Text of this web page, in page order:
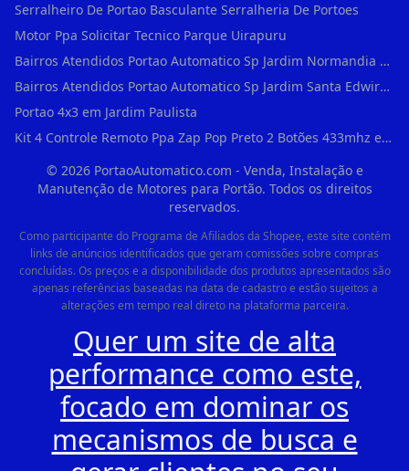
Serralheiro De Portao Basculante Serralheria De Portoes
Motor Ppa Solicitar Tecnico Parque Uirapuru
Bairros Atendidos Portao Automatico Sp Jardim Normandia Guarulhos Sp Motor Para Portao Automatico Eletronico
Bairros Atendidos Portao Automatico Sp Jardim Santa Edwirges Guarulhos Sp Motor Para Portao Automatico Eletronico
Portao 4x3 em Jardim Paulista
Kit 4 Controle Remoto Ppa Zap Pop Preto 2 Botões 433mhz em Pari
© 2026PortaoAutomatico.com - Venda, Instalação e
Manutenção de Motores para Portão. Todos os direitos
reservados.
Como participante do Programa de Afiliados da Shopee, este site contém
links de anúncios identificados que geram comissões sobre compras
concluídas. Os preços e a disponibilidade dos produtos apresentados são
apenas referências baseadas na data de cadastro e estão sujeitos a
alterações em tempo real direto na plataforma parceira.
Quer um site de alta
performance como este,
focado em dominar os
mecanismos de busca e